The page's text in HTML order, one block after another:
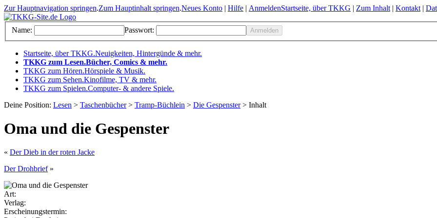
Zur Hauptnavigation springen.Zum Hauptinhalt springen.Neues Konto | Hilfe | AnmeldenStartseite, über TKKG | Zum Inhalt | Kontakt |
Name: Passwort:
Startseite, über TKKG.Neuigkeiten, Hintergünde & mehr.
TKKG zum Lesen.Bücher, Comics & mehr.
TKKG zum Hören.Hörspiele & Musik.
TKKG zum Sehen.Kinofilme, TV & mehr.
TKKG zum Spielen.Computer- & andere Spiele.
Deine Position: Lesen > Taschenbücher> Tramp-Büchlein > Die Gespenster> Inhalt
Oma und die Gespenster
« Der Dieb in der roten Jacke
Der Drohbrief»
Art:
Verlag:
Erscheinungstermin: